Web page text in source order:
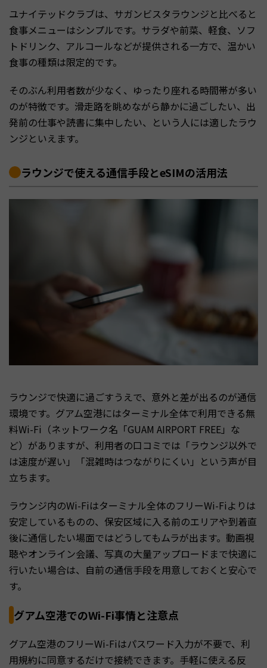
ユナイテッドクラブは、サガンビスタラウンジと比べると
食事メニューはシンプルです。サラダや前菜、軽食、ソフ
トドリンク、アルコールなどが提供される一方で、温かい
食事の種類は限定的です。
そのぶん利用者数が少なく、ゆったり座れる時間帯が多い
のが特徴です。滑走路を眺めながら静かに過ごしたい、出
発前の仕事や読書に集中したい、という人には適したラウ
ンジといえます。
ラウンジで使える通信手段とeSIMの活用法
ラウンジで快適に過ごすうえで、意外と差が出るのが通信
環境です。グアム空港にはターミナル全体で利用できる無
料Wi-Fi（ネットワーク名「GUAM AIRPORT FREE」な
ど）がありますが、利用者の口コミでは「ラウンジ以外で
は速度が遅い」「混雑時はつながりにくい」という声が目
立ちます。
ラウンジ内のWi-Fiはターミナル全体のフリーWi-Fiよりは
安定しているものの、保安区域に入る前のエリアや到着直
後に通信したい場面ではどうしてもムラが出ます。動画視
聴やオンライン会議、写真の大量アップロードまで快適に
行いたい場合は、自前の通信手段を用意しておくと安心で
す。
グアム空港でのWi-Fi事情と注意点
グアム空港のフリーWi-Fiはパスワード入力が不要で、利
用規約に同意するだけで接続できます。手軽に使える反